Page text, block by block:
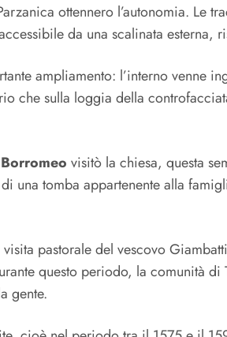
ottennero l’autonomia.
da una scalinata esterna,
ampliamento: l’interno venne
che sulla loggia della
visitò la chiesa, questa
una tomba appartenente alla
pastorale del vescovo
questo periodo, la comunità di
gente.